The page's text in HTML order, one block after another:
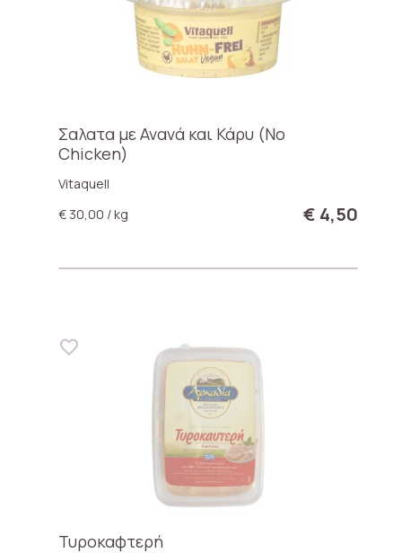
Σαλατα με Ανανά και Κάρυ (No
Chicken)
Vitaquell
€ 30,00 / kg
€ 4,50
Τυροκαφτερή